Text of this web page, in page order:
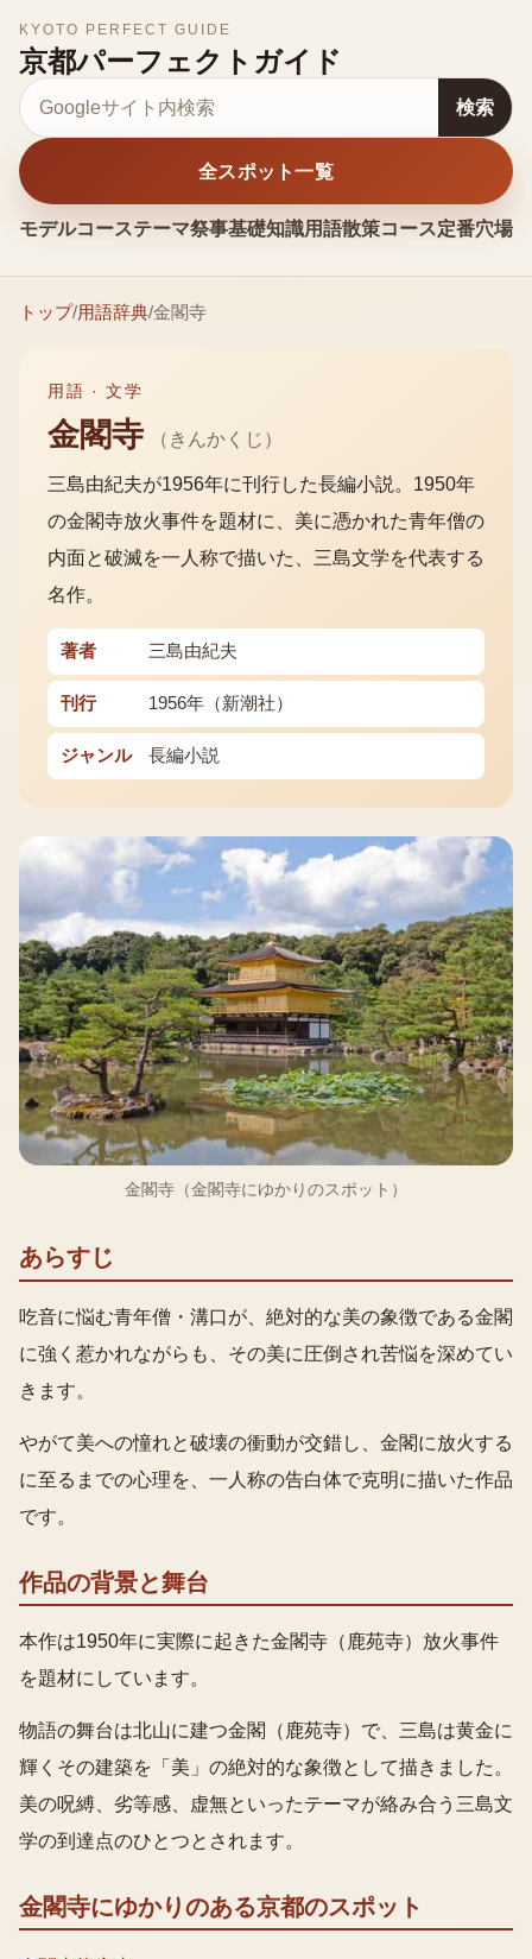
KYOTO PERFECT GUIDE
京都パーフェクトガイド
モデルコーステーマ祭事基礎知識用語散策コース定番穴場
サイト内検索
検索
全スポット一覧
トップ/用語辞典/金閣寺
用語 ·文学
金閣寺 （ きんかくじ ）
三島由紀夫が1956年に刊行した長編小説。1950年
の金閣寺放火事件を題材に、美に憑かれた青年僧の
内面と破滅を一人称で描いた、三島文学を代表する
名作。
著者 三島由紀夫
刊行 1956年（新潮社）
ジャンル 長編小説
金閣寺（金閣寺にゆかりのスポット）
あらすじ
吃音に悩む青年僧・溝口が、絶対的な美の象徴である金閣
に強く惹かれながらも、その美に圧倒され苦悩を深めてい
きます。
やがて美への憧れと破壊の衝動が交錯し、金閣に放火する
に至るまでの心理を、一人称の告白体で克明に描いた作品
です。
作品の背景と舞台
本作は1950年に実際に起きた金閣寺（鹿苑寺）放火事件
を題材にしています。
物語の舞台は北山に建つ金閣（鹿苑寺）で、三島は黄金に
輝くその建築を「美」の絶対的な象徴として描きました。
美の呪縛、劣等感、虚無といったテーマが絡み合う三島文
学の到達点のひとつとされます。
金閣寺にゆかりのある京都のスポット